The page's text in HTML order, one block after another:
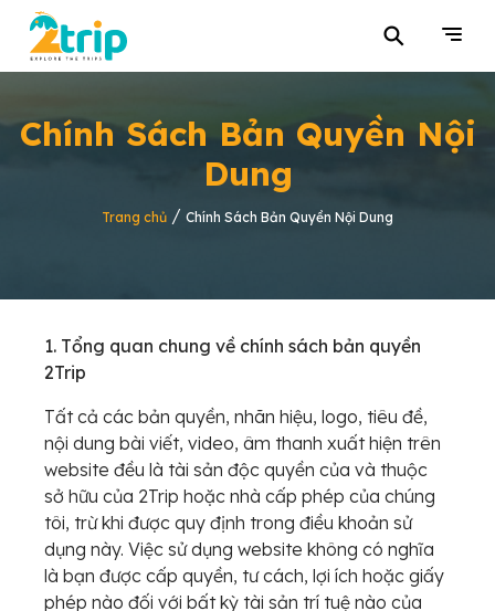
⚲
Chính Sách Bản Quyền Nội
Dung
Trang chủ / Chính Sách Bản Quyền Nội Dung
1. Tổng quan chung về chính sách bản quyền
2Trip
Tất cả các bản quyền, nhãn hiệu, logo, tiêu đề,
nội dung bài viết, video, âm thanh xuất hiện trên
website đều là tài sản độc quyền của và thuộc
sở hữu của 2Trip hoặc nhà cấp phép của chúng
tôi, trừ khi được quy định trong điều khoản sử
dụng này. Việc sử dụng website không có nghĩa
là bạn được cấp quyền, tư cách, lợi ích hoặc giấy
phép nào đối với bất kỳ tài sản trí tuệ nào của